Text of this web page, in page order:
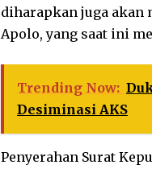
diharapkan juga akan
Apolo, yang saat ini
Trending Now:
Desiminasi AKS
Penyerahan Surat